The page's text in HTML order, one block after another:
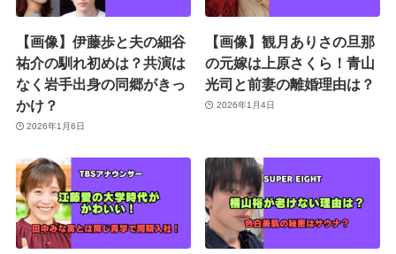
【画像】伊藤歩と夫の細谷
祐介の馴れ初めは？共演は
なく岩手出身の同郷がきっ
かけ？
2026年1月6日
【画像】観月ありさの旦那
の元嫁は上原さくら！青山
光司と前妻の離婚理由は？
2026年1月4日